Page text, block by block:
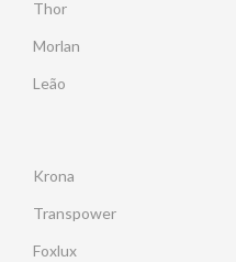
Thor
Morlan
Leão
Krona
Transpower
Foxlux